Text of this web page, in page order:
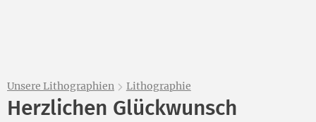
Unsere Lithographien Lithographie
Herzlichen Glückwunsch